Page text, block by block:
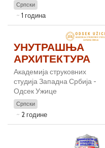
Српски
1 година
УНУТРАШЊА
АРХИТЕКТУРА
Академија струковних
студија Западна Србија -
Одсек Ужице
Српски
2 године